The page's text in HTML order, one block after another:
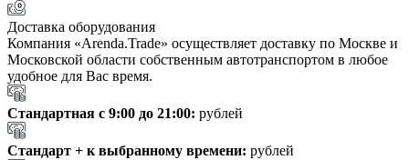
Доставка оборудования
Компания «Arenda.Trade» осуществляет доставку по Москве и
Московской области собственным автотранспортом в любое
удобное для Вас время.
Стандартная с 9:00 до 21:00: рублей
Стандарт + к выбранному времени: рублей